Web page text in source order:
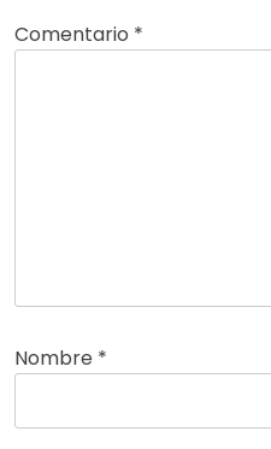
Comentario *
Nombre *